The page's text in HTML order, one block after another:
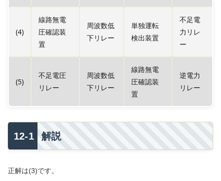
(4)
線路無電
圧確認装
置
周波数低
下リレー
単独運転
検出装置
不足電
力リレ
ー
(5)
不足電圧
リレー
周波数低
下リレー
線路無電
圧確認装
置
逆電力
リレー
解説
正解は(3)です。